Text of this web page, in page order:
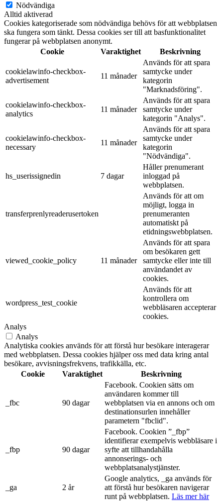
Nödvändiga
Alltid aktiverad
Cookies kategoriserade som nödvändiga behövs för att webbplatsen
ska fungera som tänkt. Dessa cookies ser till att basfunktionalitet
fungerar på webbplatsen anonymt.
Cookie
Varaktighet Beskrivning
cookielawinfo-checkbox-
advertisement
11 månader
Används för att spara
samtycke under
kategorin
"Marknadsföring".
cookielawinfo-checkbox-
analytics
11 månader
Används för att spara
samtycke under
kategorin "Analys".
cookielawinfo-checkbox-
necessary
11 månader
Används för att spara
samtycke under
kategorin
"Nödvändiga".
hs_userissignedin 7 dagar
Håller prenumerant
inloggad på
webbplatsen.
transferprenlyreaderusertoken
Används för att om
möjligt, logga in
prenumeranten
automatiskt på
etidningswebbplatsen.
viewed_cookie_policy 11 månader
Används för att spara
om besökaren gett
samtycke eller inte till
användandet av
cookies.
wordpress_test_cookie
Används för att
kontrollera om
webbläsaren accepterar
cookies.
Analys
Analys
Analytiska cookies används för att förstå hur besökare interagerar
med webbplatsen. Dessa cookies hjälper oss med data kring antal
besökare, avvisningsfrekvens, trafikkälla, etc.
Cookie
Varaktighet Beskrivning
_fbc 90 dagar
Facebook. Cookien sätts om
användaren kommer till
webbplatsen via en annons och om
destinationsurlen innehåller
parametern "fbclid".
_fbp 90 dagar
Facebook. Cookien ”_fbp”
identifierar exempelvis webbläsare i
syfte att tillhandahålla
annonserings- och
webbplatsanalystjänster.
_ga 2 år
Google analytics, _ga används för
att förstå hur besökaren navigerar
runt på webbplatsen. Läs mer här